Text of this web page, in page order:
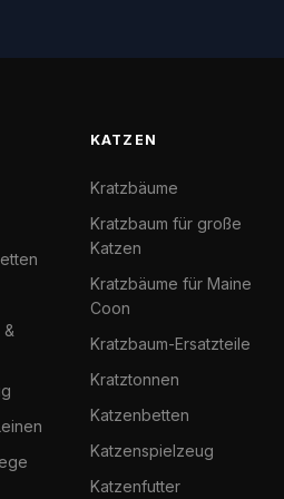
KATZEN
Kratzbäume
Kratzbaum für große
Katzen
Kratzbäume für Maine
Coon
Kratzbaum-Ersatzteile
Kratztonnen
Katzenbetten
Katzenspielzeug
Katzenfutter